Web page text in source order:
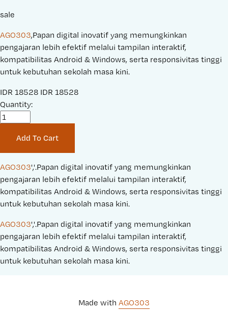
sale
AGO303,Papan digital inovatif yang memungkinkan
pengajaran lebih efektif melalui tampilan interaktif,
kompatibilitas Android & Windows, serta responsivitas tinggi
untuk kebutuhan sekolah masa kini.
S
a
r
i
c
e
:
IDR 18528 O
i
n
a
P
r
c
e
:
IDR 18528
Quantity:
Add To Cart
AGO303','.Papan digital inovatif yang memungkinkan
pengajaran lebih efektif melalui tampilan interaktif,
kompatibilitas Android & Windows, serta responsivitas tinggi
untuk kebutuhan sekolah masa kini.
AGO303','.Papan digital inovatif yang memungkinkan
pengajaran lebih efektif melalui tampilan interaktif,
kompatibilitas Android & Windows, serta responsivitas tinggi
untuk kebutuhan sekolah masa kini.
Made with AGO303